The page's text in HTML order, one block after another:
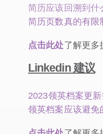
简历应该回溯到什
简历页数真的有限
点击此处了解更多
Linkedin 建议
2023领英档案更
领英档案应该避免